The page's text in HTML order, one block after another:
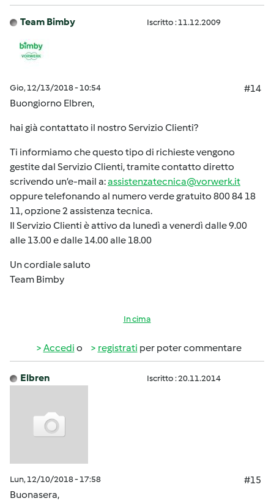
Team Bimby Iscritto : 11.12.2009
Gio, 12/13/2018 - 10:54
#14
Buongiorno Elbren,
hai già contattato il nostro Servizio Clienti?
Ti informiamo che questo tipo di richieste vengono
gestite dal Servizio Clienti, tramite contatto diretto
scrivendo un’e-mail a:assistenzatecnica@vorwerk.it
oppure telefonando al numero verde gratuito 800 84 18
11, opzione 2 assistenza tecnica.
Il Servizio Clienti è attivo da lunedì a venerdì dalle 9.00
alle 13.00 e dalle 14.00 alle 18.00
Un cordiale saluto
Team Bimby
In cima
Accedi o registrati per poter commentare
Elbren Iscritto : 20.11.2014
Lun, 12/10/2018 - 17:58
#15
Buonasera,